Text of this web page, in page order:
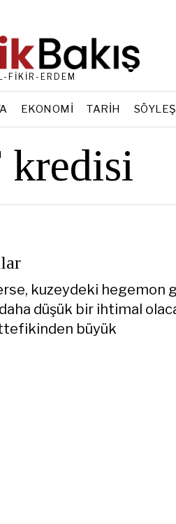
FİKİR-ERDEM
EKONOMI TARIH SÖYLEŞI
kuzeydeki hegemon
düşük bir ihtimal
büyük